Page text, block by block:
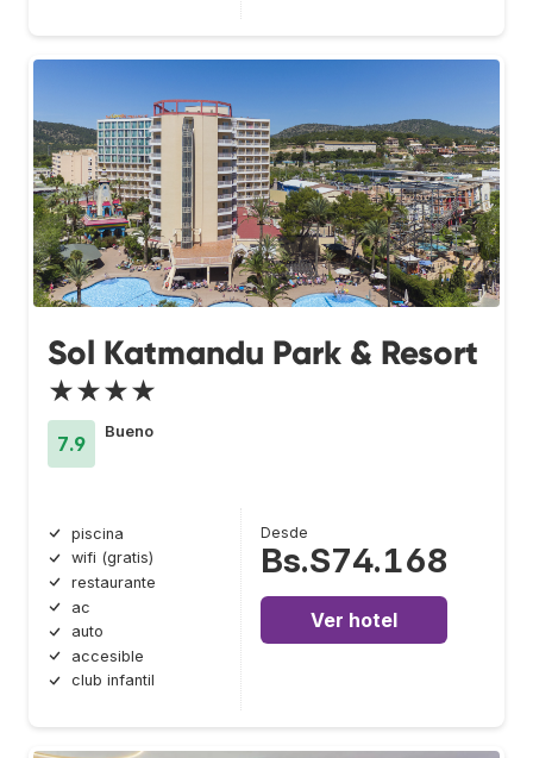
Sol Katmandu Park & Resort
★★★★
7.9
Bueno
piscina
wifi (gratis)
restaurante
ac
auto
accesible
club infantil
Desde
Bs.S74.168
Ver hotel